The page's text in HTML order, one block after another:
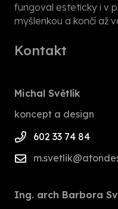
fungoval esteticky i v
myšlenkou a končí až
Kontakt
Michal Světlík
koncept a design
602 33 74 84
Ing. arch Barbora